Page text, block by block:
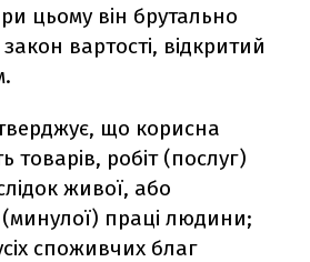
цьому він брутально
вартості, відкритий
що корисна
товарів, робіт (послуг)
живої, або
(минулої) праці людини;
споживчих благ